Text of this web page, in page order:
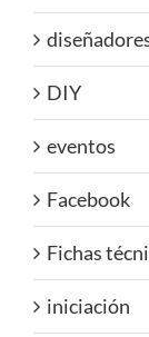
DIY
eventos
Facebook
Fichas
iniciación